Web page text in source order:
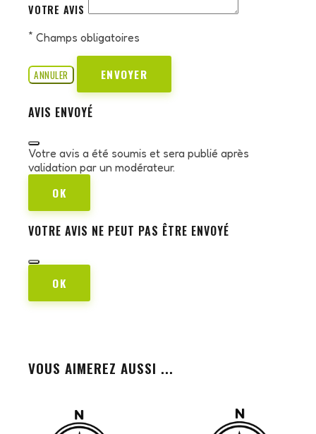
VOTRE AVIS
* Champs obligatoires
ANNULER ENVOYER
AVIS ENVOYÉ
Votre avis a été soumis et sera publié après
validation par un modérateur.
OK
VOTRE AVIS NE PEUT PAS ÊTRE ENVOYÉ
OK
VOUS AIMEREZ AUSSI ...